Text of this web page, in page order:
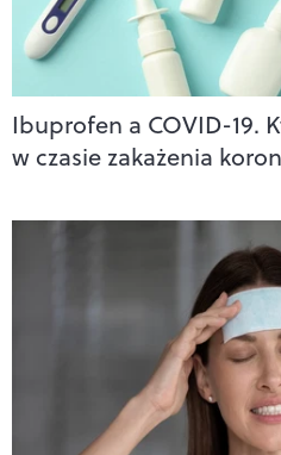
Ibuprofen a COVID-19.
w czasie zakażenia